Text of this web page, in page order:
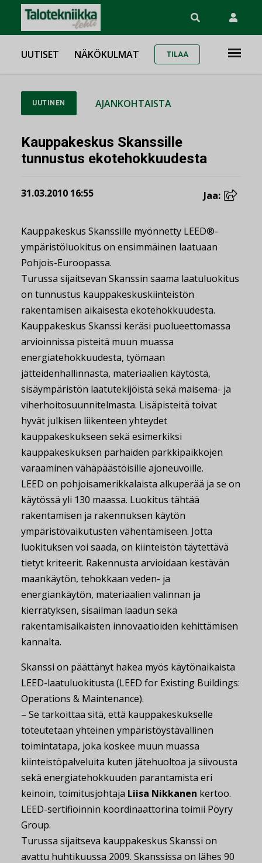
UUTISET NÄKÖKULMAT TILAA
UUTINEN AJANKOHTAISTA
Kauppakeskus Skanssille
tunnustus ekotehokkuudesta
31.03.2010 16:55 Jaa:
Kauppakeskus Skanssille myönnetty LEED®-
ympäristöluokitus on ensimmäinen laatuaan
Pohjois-Euroopassa.
Turussa sijaitsevan Skanssin saama laatuluokitus
on tunnustus kauppakeskuskiinteistön
rakentamisen aikaisesta ekotehokkuudesta.
Kauppakeskus Skanssi keräsi puolueettomassa
arvioinnissa pisteitä muun muassa
energiatehokkuudesta, työmaan
jätteidenhallinnasta, materiaalien käytöstä,
sisäympäristön laatutekijöistä sekä maisema- ja
viherhoitosuunnitelmasta. Lisäpisteitä toivat
hyvät julkisen liikenteen yhteydet
kauppakeskukseen sekä esimerkiksi
kauppakeskuksen parhaiden parkkipaikkojen
varaaminen vähäpäästöisille ajoneuvoille.
LEED on pohjoisamerikkalaista alkuperää ja se on
käytössä yli 130 maassa. Luokitus tähtää
rakentamisen ja rakennuksen käytön
ympäristövaikutusten vähentämiseen. Jotta
luokituksen voi saada, on kiinteistön täytettävä
tietyt kriteerit. Rakennusta arvioidaan kestävän
maankäytön, tehokkaan veden- ja
energiankäytön, materiaalien valinnan ja
kierrätyksen, sisäilman laadun sekä
rakentamisaikaisten innovaatioiden kehittämisen
kannalta.
Skanssi on päättänyt hakea myös käytönaikaista
LEED-laatuluokitusta (LEED for Existing Buildings:
Operations & Maintenance).
– Se tarkoittaa sitä, että kauppakeskukselle
toteutetaan yhteinen ympäristöystävällinen
toimintatapa, joka koskee muun muassa
kiinteistöpalveluita kuten jätehuoltoa ja siivousta
sekä energiatehokkuuden parantamista eri
keinoin, toimitusjohtaja Liisa Nikkanen kertoo.
LEED-sertifioinnin koordinaattorina toimii Pöyry
Group.
Turussa sijaitseva kauppakeskus Skanssi on
avattu huhtikuussa 2009. Skanssissa on lähes 90